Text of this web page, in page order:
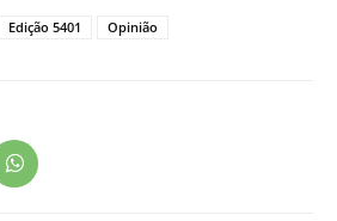
Edição 5401 Opinião